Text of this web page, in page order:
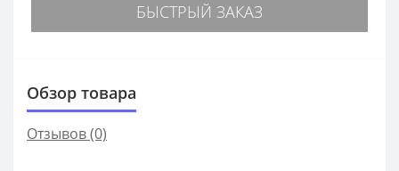
БЫСТРЫЙ ЗАКАЗ
Обзор товара
Отзывов (0)